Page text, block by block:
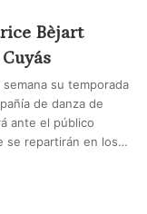
Bèjart
su temporada
de danza de
ante el público
se repartirán en los…